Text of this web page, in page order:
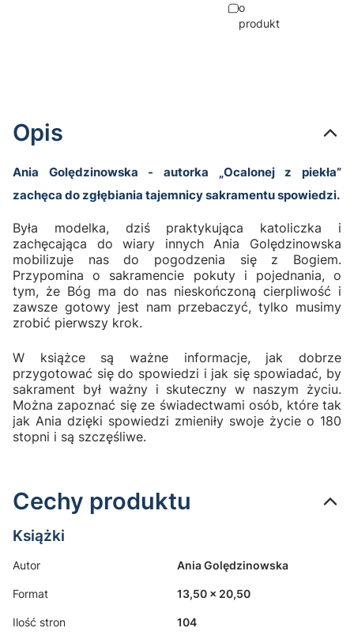
o
produkt
Opis
Ania Golędzinowska - autorka „Ocalonej z piekła”
zachęca do zgłębiania tajemnicy sakramentu spowiedzi.
Była modelka, dziś praktykująca katoliczka i
zachęcająca do wiary innych Ania Golędzinowska
mobilizuje nas do pogodzenia się z Bogiem.
Przypomina o sakramencie pokuty i pojednania, o
tym, że Bóg ma do nas nieskończoną cierpliwość i
zawsze gotowy jest nam przebaczyć, tylko musimy
zrobić pierwszy krok.
W książce są ważne informacje, jak dobrze
przygotować się do spowiedzi i jak się spowiadać, by
sakrament był ważny i skuteczny w naszym życiu.
Można zapoznać się ze świadectwami osób, które tak
jak Ania dzięki spowiedzi zmieniły swoje życie o 180
stopni i są szczęśliwe.
Cechy produktu
Książki
Autor Ania Golędzinowska
Format 13,50 x 20,50
Ilość stron 104